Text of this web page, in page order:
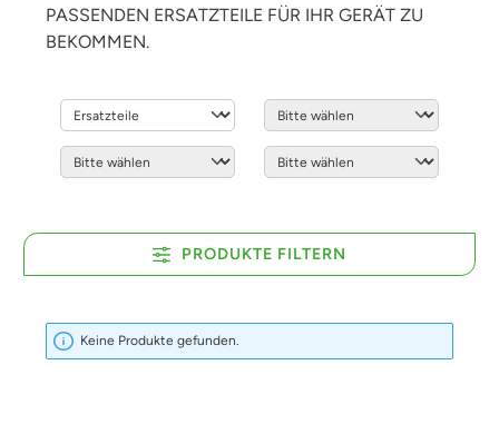
PASSENDEN ERSATZTEILE FÜR IHR GERÄT ZU
BEKOMMEN.
PRODUKTE FILTERN
Keine Produkte gefunden.